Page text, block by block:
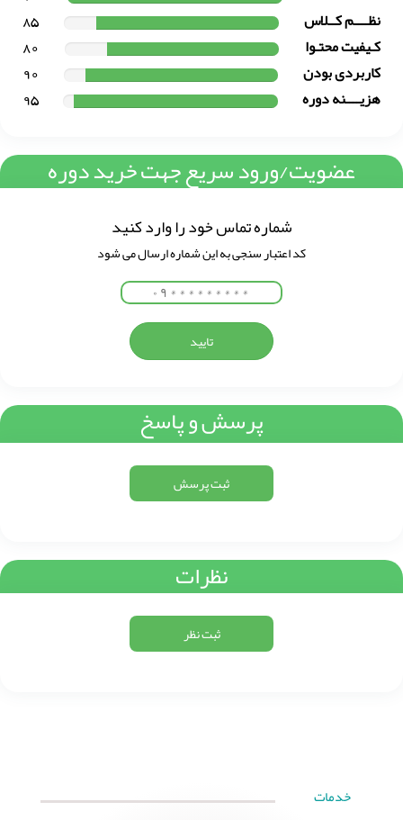
نظــــم کــلاس
85
کـیفیت محتـوا
80
کاربردی بودن
90
هزیــــنه دوره
95
عضویت/ورود سریع جهت خرید دوره
شماره تماس خود را وارد کنید
کد اعتبار سنجی به این شماره ارسال می شود
تایید
پرسش و پاسخ
ثبت پرسش
نظرات
ثبت نظر
خدمات